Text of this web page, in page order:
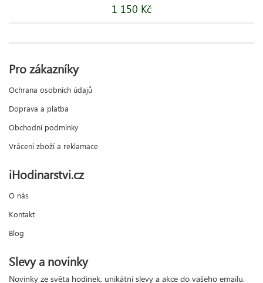
1 150 Kč
Pro zákazníky
Ochrana osobních údajů
Doprava a platba
Obchodní podmínky
Vrácení zboží a reklamace
iHodinarstvi.cz
O nás
Kontakt
Blog
Slevy a novinky
Novinky ze světa hodinek, unikátní slevy a akce do vašeho emailu.